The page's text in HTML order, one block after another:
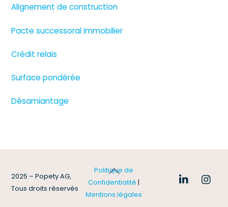
Alignement de construction
Pacte successoral immobilier
Crédit relais
Surface pondérée
Désamiantage
Back
To
Top
2025 – Popety AG,
Tous droits réservés
Politique de
Confidentialité |
Mentions légales